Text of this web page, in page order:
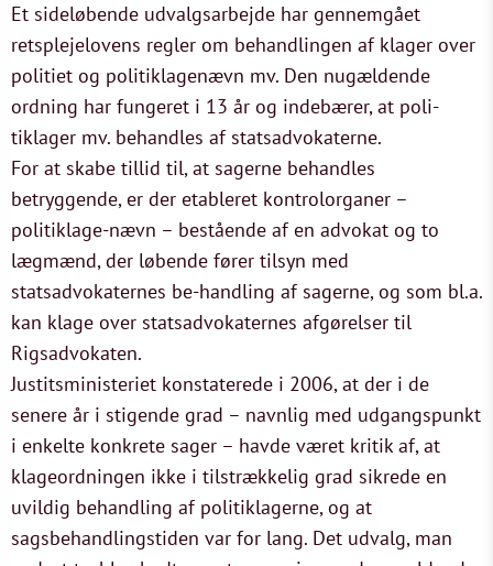
Et sideløbende udvalgsarbejde har gennemgået
retsplejelovens regler om behandlingen af klager over
politiet og politiklagenævn mv. Den nugældende
ordning har fungeret i 13 år og indebærer, at poli-
tiklager mv. behandles af statsadvokaterne.
For at skabe tillid til, at sagerne behandles
betryggende, er der etableret kontrolorganer –
politiklage-nævn – bestående af en advokat og to
lægmænd, der løbende fører tilsyn med
statsadvokaternes be-handling af sagerne, og som bl.a.
kan klage over statsadvokaternes afgørelser til
Rigsadvokaten.
Justitsministeriet konstaterede i 2006, at der i de
senere år i stigende grad – navnlig med udgangspunkt
i enkelte konkrete sager – havde været kritik af, at
klageordningen ikke i tilstrækkelig grad sikrede en
uvildig behandling af politiklagerne, og at
sagsbehandlingstiden var for lang. Det udvalg, man